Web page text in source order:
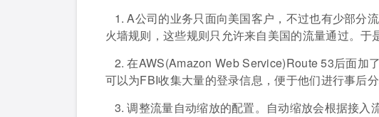
1. A公司的业务只面向美国客户，不过也有少部分
火墙规则，这些规则只允许来自美国的流量通过。于
2. 在AWS(Amazon Web Service)Route 53后面加
可以为FBI收集大量的登录信息，便于他们进行事后分
3. 调整流量自动缩放的配置。自动缩放会根据接